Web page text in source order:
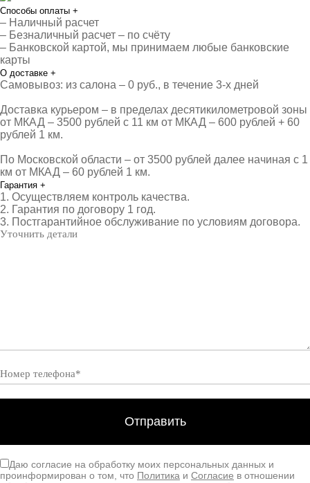
Способы оплаты +
– Наличный расчет
– Безналичный расчет – по счёту
– Банковской картой, мы принимаем любые банковские
карты
О доставке +
Самовывоз: из салона – 0 руб., в течение 3-х дней
Доставка курьером – в пределах десятикилометровой зоны
от МКАД – 3500 рублей с 11 км от МКАД – 600 рублей + 60
рублей 1 км.
По Московской области – от 3500 рублей далее начиная с 1
км от МКАД – 60 рублей 1 км.
Гарантия +
1. Осуществляем контроль качества.
2. Гарантия по договору 1 год.
3. Постгарантийное обслуживание по условиям договора.
Даю согласие на обработку моих персональных данных и
проинформирован о том, что Политика и Согласие в отношении